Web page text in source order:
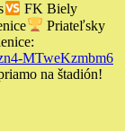
FK Biely
Priateľsky
MTweKzmbm6
na štadión!